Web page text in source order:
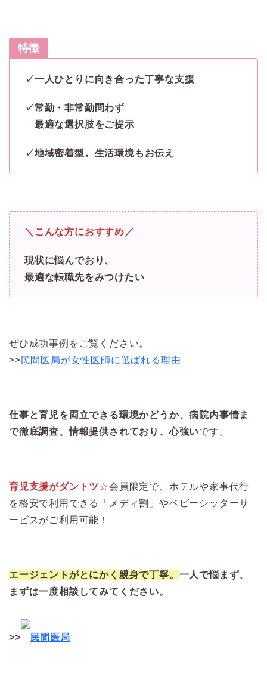
特徴
✓一人ひとりに向き合った丁寧な支援
✓常勤・非常勤問わず
最適な選択肢をご提示
✓地域密着型。生活環境もお伝え
＼こんな方におすすめ／
現状に悩んでおり、
最適な転職先をみつけたい
ぜひ成功事例をご覧ください。
>>民間医局が女性医師に選ばれる理由
仕事と育児を両立できる環境かどうか、病院内事情ま
で徹底調査、情報提供されており、心強いです。
育児支援がダントツ☆会員限定で、ホテルや家事代行
を格安で利用できる「メディ割」やベビーシッターサ
ービスがご利用可能！
エージェントがとにかく親身で丁寧。 一人で悩まず、
まずは一度相談してみてください。
>> 民間医局